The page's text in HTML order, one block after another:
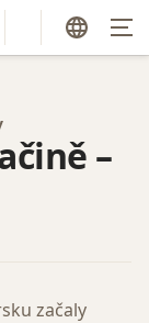
–
začaly